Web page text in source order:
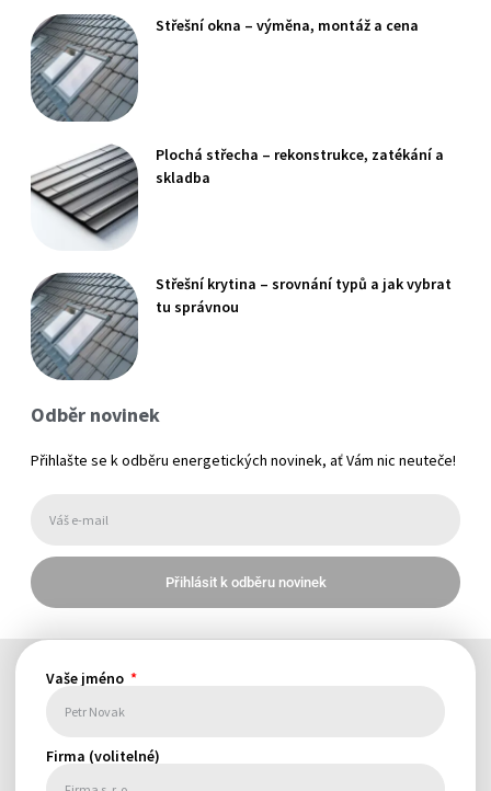
Střešní okna – výměna, montáž a cena
Plochá střecha – rekonstrukce, zatékání a
skladba
Střešní krytina – srovnání typů a jak vybrat
tu správnou
Odběr novinek
Přihlašte se k odběru energetických novinek, ať Vám nic neuteče!
Přihlásit k odběru novinek
Vaše jméno
Firma (volitelné)